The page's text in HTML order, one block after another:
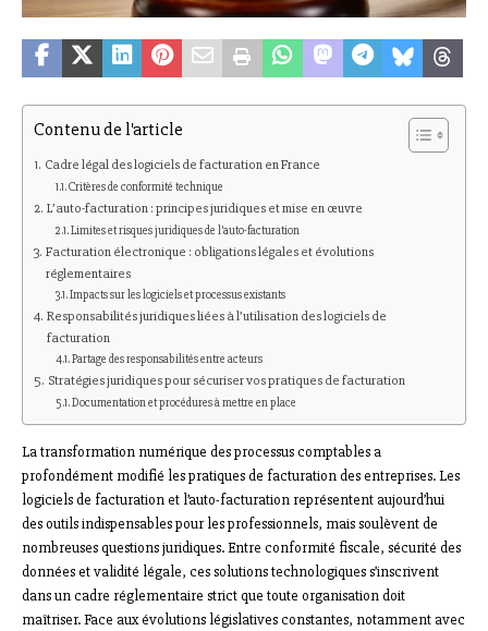
Contenu de l'article
Cadre légal des logiciels de facturation en France
Critères de conformité technique
L’auto-facturation : principes juridiques et mise en œuvre
Limites et risques juridiques de l’auto-facturation
Facturation électronique : obligations légales et évolutions
réglementaires
Impacts sur les logiciels et processus existants
Responsabilités juridiques liées à l’utilisation des logiciels de
facturation
Partage des responsabilités entre acteurs
Stratégies juridiques pour sécuriser vos pratiques de facturation
Documentation et procédures à mettre en place
La transformation numérique des processus comptables a
profondément modifié les pratiques de facturation des entreprises. Les
logiciels de facturation et l’auto-facturation représentent aujourd’hui
des outils indispensables pour les professionnels, mais soulèvent de
nombreuses questions juridiques. Entre conformité fiscale, sécurité des
données et validité légale, ces solutions technologiques s’inscrivent
dans un cadre réglementaire strict que toute organisation doit
maîtriser. Face aux évolutions législatives constantes, notamment avec